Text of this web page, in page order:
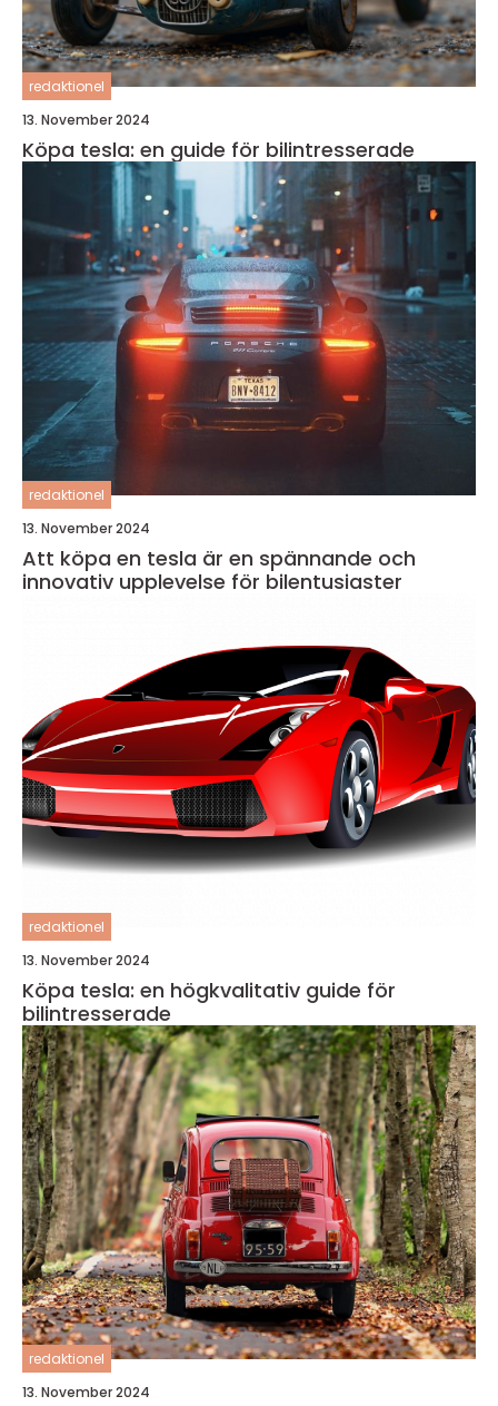
redaktionel
13. November 2024
Köpa tesla: en guide för bilintresserade
redaktionel
13. November 2024
Att köpa en tesla är en spännande och
innovativ upplevelse för bilentusiaster
redaktionel
13. November 2024
Köpa tesla: en högkvalitativ guide för
bilintresserade
redaktionel
13. November 2024